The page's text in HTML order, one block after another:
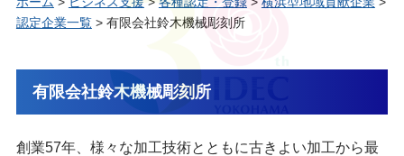
認定企業一覧> 有限会社鈴木機械彫刻所
有限会社鈴木機械彫刻所
創業57年、様々な加工技術とともに古きよい加工から最